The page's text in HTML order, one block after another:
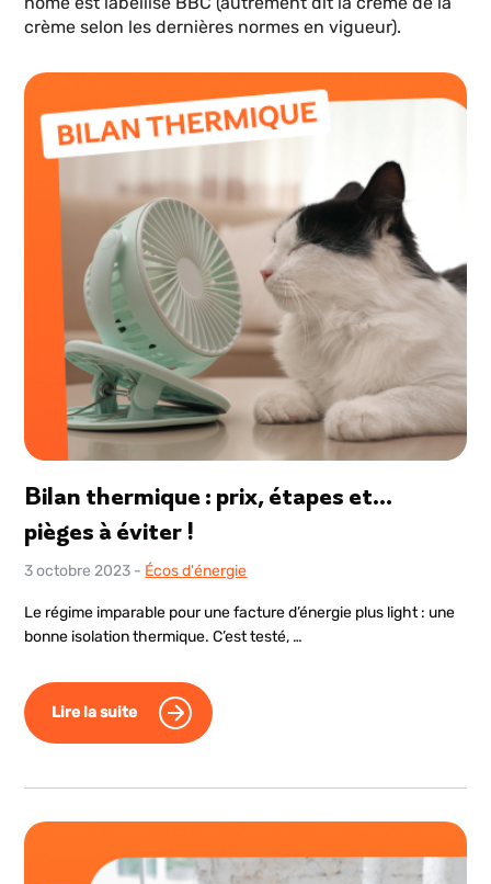
crème selon les dernières normes en vigueur).
Bilan thermique : prix, étapes et…
pièges à éviter !
3 octobre 2023 - Écos d'énergie
Le régime imparable pour une facture d’énergie plus light : une
bonne isolation thermique. C’est testé, …
Lire la suite